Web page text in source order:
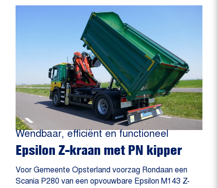
Wendbaar, efficiënt en functioneel
Epsilon Z-kraan met PN kipper
Voor Gemeente Opsterland voorzag Rondaan een
Scania P280 van een opvouwbare Epsilon M143 Z-